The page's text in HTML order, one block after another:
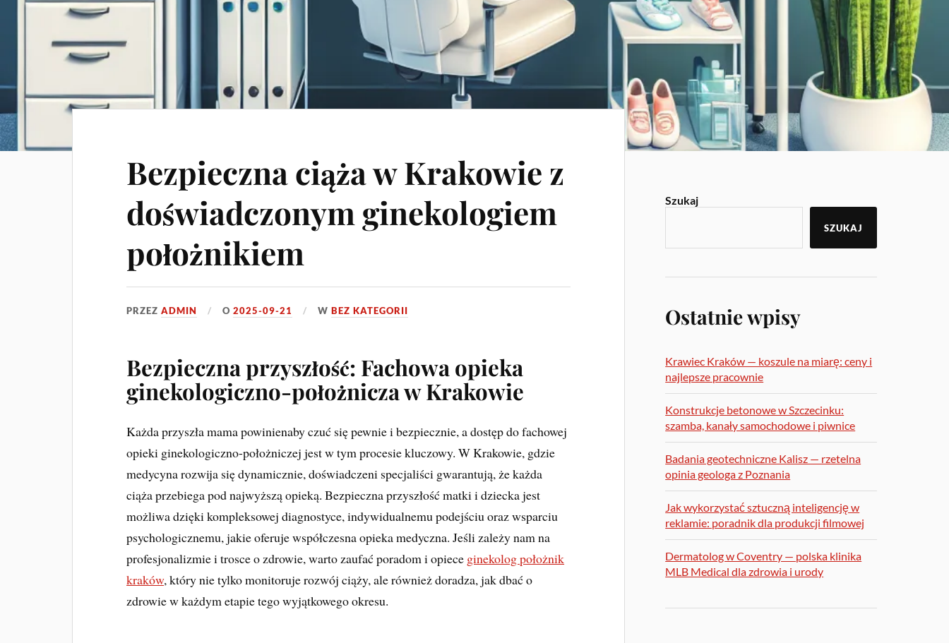
Bezpieczna ciąża w Krakowie z
doświadczonym ginekologiem
położnikiem
PRZEZADMIN O2025-09-21 WBEZ KATEGORII
Bezpieczna przyszłość: Fachowa opieka
ginekologiczno-położnicza w Krakowie
Każda przyszła mama powinienaby czuć się pewnie i bezpiecznie, a dostęp do fachowej
opieki ginekologiczno-położniczej jest w tym procesie kluczowy. W Krakowie, gdzie
medycyna rozwija się dynamicznie, doświadczeni specjaliści gwarantują, że każda
ciąża przebiega pod najwyższą opieką. Bezpieczna przyszłość matki i dziecka jest
możliwa dzięki kompleksowej diagnostyce, indywidualnemu podejściu oraz wsparciu
psychologicznemu, jakie oferuje współczesna opieka medyczna. Jeśli zależy nam na
profesjonalizmie i trosce o zdrowie, warto zaufać poradom i opiece ginekolog położnik
kraków, który nie tylko monitoruje rozwój ciąży, ale również doradza, jak dbać o
zdrowie w każdym etapie tego wyjątkowego okresu.
Szukaj
SZUKAJ
Ostatnie wpisy
Krawiec Kraków — koszule na miarę: ceny i
najlepsze pracownie
Konstrukcje betonowe w Szczecinku:
szamba, kanały samochodowe i piwnice
Badania geotechniczne Kalisz — rzetelna
opinia geologa z Poznania
Jak wykorzystać sztuczną inteligencję w
reklamie: poradnik dla produkcji filmowej
Dermatolog w Coventry — polska klinika
MLB Medical dla zdrowia i urody